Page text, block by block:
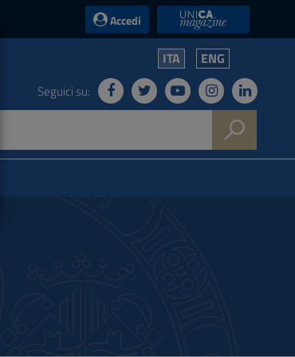
Accedi UniCA News
ITA ENG
Seguici su: